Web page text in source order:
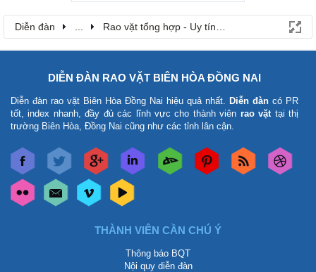
Diễn đàn Rao vặt tổng hợp - Uy tín - Miễn phí
DIỄN ĐÀN RAO VẶT BIÊN HÒA ĐỒNG NAI
Diễn đàn rao vặt Biên Hòa Đồng Nai hiệu quả nhất. Diễn đàn có PR
tốt, index nhanh, đầy đủ các lĩnh vực cho thành viên rao vặt tại thị
trường Biên Hòa, Đồng Nai cũng như các tỉnh lân cận.
THÀNH VIÊN CẦN CHÚ Ý
Thông báo BQT
Nội quy diễn đàn